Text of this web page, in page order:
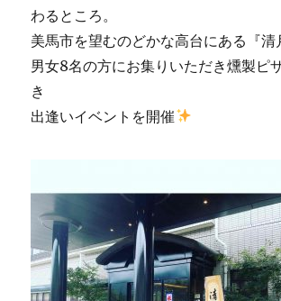
わるところ。
美馬市を望むのどかな高台にある『清
男女8名の方にお集りいただき燻製ピ
き
出逢いイベントを開催